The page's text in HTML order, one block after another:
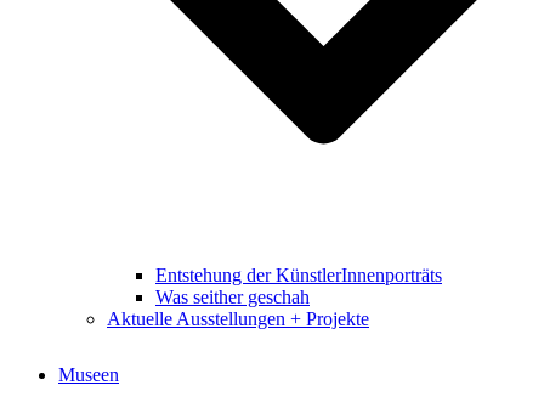
Entstehung der KünstlerInnenporträts
Was seither geschah
Aktuelle Ausstellungen + Projekte
Museen